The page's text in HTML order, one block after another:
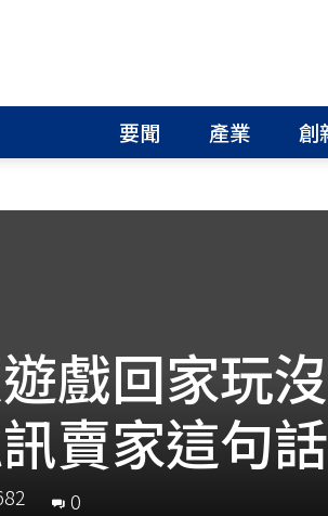
權
│
請
│
侵
權
分
析
要聞 產業 創
戲回家玩
賣家這句
0